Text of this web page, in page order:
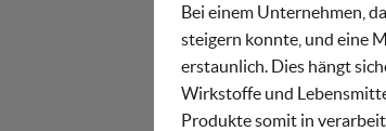
Bei einem Unternehmen,
steigern konnte, und eine
erstaunlich. Dies hängt
Wirkstoffe und
Produkte somit in